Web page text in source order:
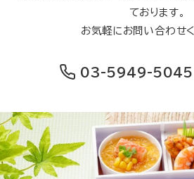
ております。
お気軽にお問い合わせく
03-5949-5045